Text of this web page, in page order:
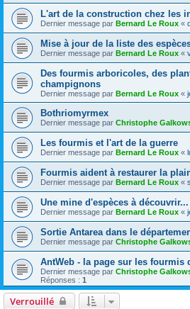
L'art de la construction chez les
Dernier message par Bernard Le Roux «
Mise à jour de la liste des
Dernier message par Bernard Le Roux «
Des fourmis arboricoles, des
champignons
Dernier message par Bernard Le Roux «
Bothriomyrmex
Dernier message par Christophe
Les fourmis et l'art de la guerre
Dernier message par Bernard Le Roux «
Fourmis aident à restaurer la
Dernier message par Bernard Le Roux «
Une mine d'espèces à
Dernier message par Bernard Le Roux «
Sortie Antarea dans le
Dernier message par Christophe
AntWeb - la page sur les fourmis
Dernier message par Christophe
Réponses : 1
Verrouillé